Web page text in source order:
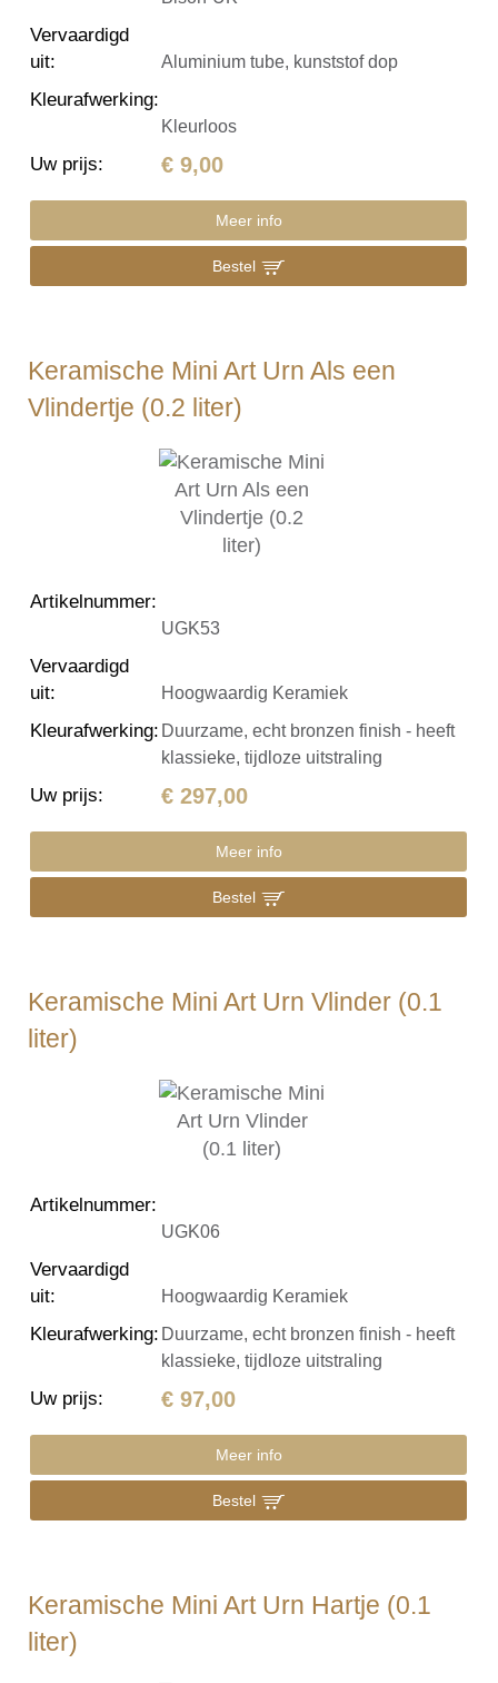
Vervaardigd
uit: Aluminium tube, kunststof dop
Kleurafwerking:
Kleurloos
Uw prijs: € 9,00
Meer info
Bestel
Keramische Mini Art Urn Als een
Vlindertje (0.2 liter)
Artikelnummer:
UGK53
Vervaardigd
uit: Hoogwaardig Keramiek
Kleurafwerking: Duurzame, echt bronzen finish - heeft
klassieke, tijdloze uitstraling
Uw prijs: € 297,00
Meer info
Bestel
Keramische Mini Art Urn Vlinder (0.1
liter)
Artikelnummer:
UGK06
Vervaardigd
uit: Hoogwaardig Keramiek
Kleurafwerking: Duurzame, echt bronzen finish - heeft
klassieke, tijdloze uitstraling
Uw prijs: € 97,00
Meer info
Bestel
Keramische Mini Art Urn Hartje (0.1
liter)